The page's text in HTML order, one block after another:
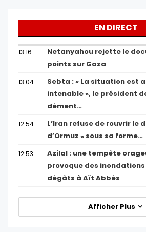
EN DIRECT
13:16
Netanyahou rejette le
points sur Gaza
13:04
Sebta : « La situation est
intenable », le président
dément…
12:54
L’Iran refuse de rouvrir le
d’Ormuz « sous sa forme…
12:53
Azilal : une tempête
provoque des
dégâts à Aït Abbès
Afficher Plus